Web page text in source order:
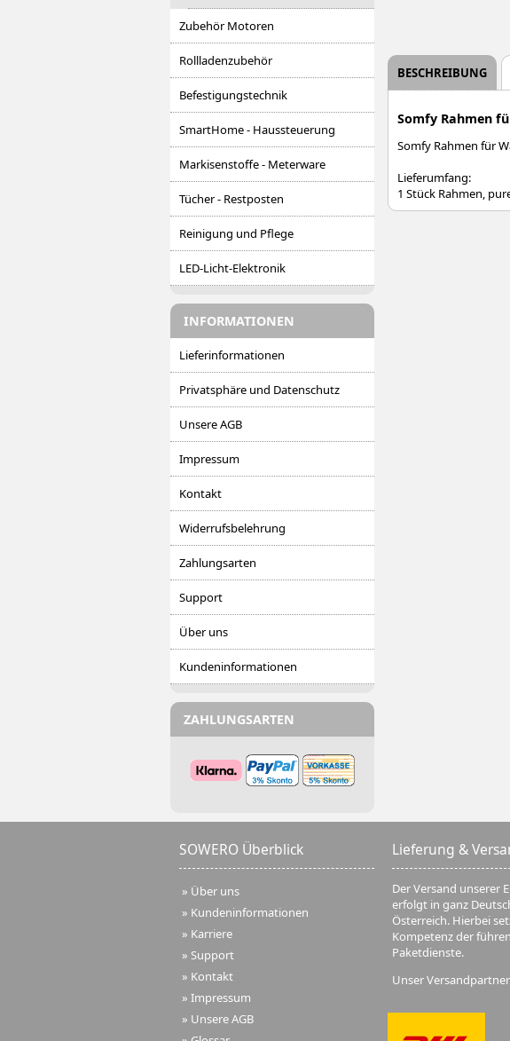
Zubehör Motoren
Rollladenzubehör
Befestigungstechnik
SmartHome - Haussteuerung
Markisenstoffe - Meterware
Tücher - Restposten
Reinigung und Pflege
LED-Licht-Elektronik
INFORMATIONEN
Lieferinformationen
Privatsphäre und Datenschutz
Unsere AGB
Impressum
Kontakt
Widerrufsbelehrung
Zahlungsarten
Support
Über uns
Kundeninformationen
ZAHLUNGSARTEN
BESCHREIBUNG
Somfy Rahmen
Somfy Rahmen für
Lieferumfang:
1 Stück Rahmen,
SOWERO Überblick
» Über uns
» Kundeninformationen
» Karriere
» Support
» Kontakt
» Impressum
» Unsere AGB
Lieferung &
Der Versand unserer
erfolgt in ganz
Österreich. Hierbei
Kompetenz der
Paketdienste.
Unser